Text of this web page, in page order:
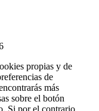
propias y de
de
más
sobre el botón
Si por el contrario